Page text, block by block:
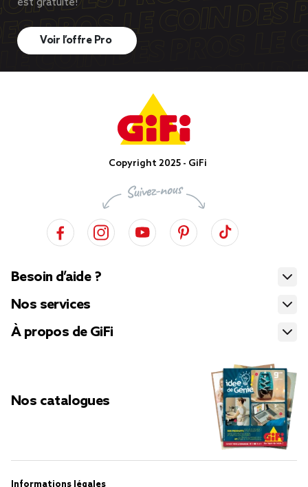
est gratuite!
Voir l’offre Pro
Copyright 2025 - GiFi
Besoin d’aide ?
Nos services
À propos de GiFi
Nos catalogues
Informations légales